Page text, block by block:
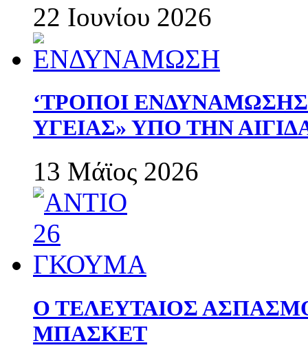
22 Ιουνίου 2026
‘ΤΡΟΠΟΙ
ΥΓΕΙΑΣ» ΥΠΟ ΤΗΝ
13 Μάϊος 2026
Ο ΤΕΛΕΥΤΑΙΟΣ
ΜΠΑΣΚΕΤ